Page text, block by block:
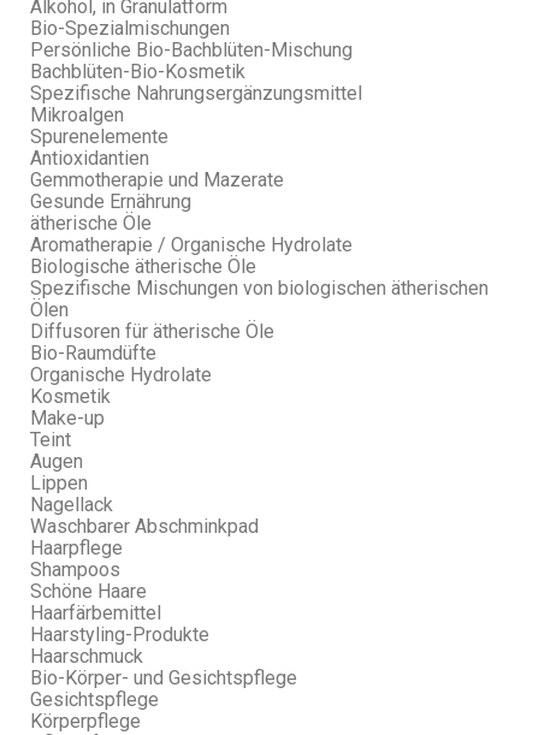
Alkohol, in Granulatform
Bio-Spezialmischungen
Persönliche Bio-Bachblüten-Mischung
Bachblüten-Bio-Kosmetik
Spezifische Nahrungsergänzungsmittel
Mikroalgen
Spurenelemente
Antioxidantien
Gemmotherapie und Mazerate
Gesunde Ernährung
ätherische Öle
Aromatherapie / Organische Hydrolate
Biologische ätherische Öle
Spezifische Mischungen von biologischen ätherischen
Ölen
Diffusoren für ätherische Öle
Bio-Raumdüfte
Organische Hydrolate
Kosmetik
Make-up
Teint
Augen
Lippen
Nagellack
Waschbarer Abschminkpad
Haarpflege
Shampoos
Schöne Haare
Haarfärbemittel
Haarstyling-Produkte
Haarschmuck
Bio-Körper- und Gesichtspflege
Gesichtspflege
Körperpflege